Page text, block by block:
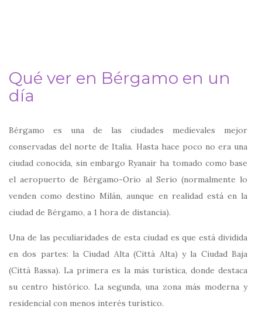
Qué ver en Bérgamo en un
día
Bérgamo es una de las ciudades medievales mejor
conservadas del norte de Italia. Hasta hace poco no era una
ciudad conocida, sin embargo Ryanair ha tomado como base
el aeropuerto de Bérgamo-Orio al Serio (normalmente lo
venden como destino Milán, aunque en realidad está en la
ciudad de Bérgamo, a 1 hora de distancia).
Una de las peculiaridades de esta ciudad es que está dividida
en dos partes: la Ciudad Alta (Città Alta) y la Ciudad Baja
(Città Bassa). La primera es la más turística, donde destaca
su centro histórico. La segunda, una zona más moderna y
residencial con menos interés turístico.